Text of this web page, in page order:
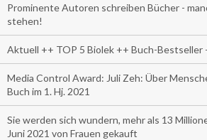
Prominente Autoren schreiben Bücher -
stehen!
Aktuell ++ TOP 5 Biolek ++ Buch-Bestseller
Media Control Award: Juli Zeh: Über
Buch im 1. Hj. 2021
Sie werden sich wundern, mehr als 13
Juni 2021 von Frauen gekauft